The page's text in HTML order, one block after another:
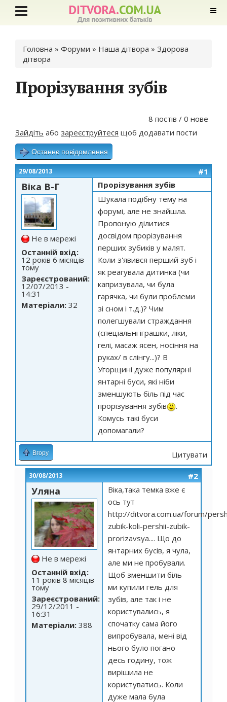
Ви є тут
Головна » Форуми » Наша дітвора » Здорова
дітвора
Прорізування зубів
8 постів / 0 нове
Зайдіть або зареєструйтеся щоб додавати пости
Останнє повідомлення
29/08/2013 #1
Віка В-Г
Не в мережі
Останній вхід:
12 років 6 місяців
тому
Зареєстрований:
12/07/2013 -
14:31
Матеріали: 32
Прорізування зубів
Шукала подібну тему на
форумі, але не знайшла.
Пропоную ділитися
досвідом прорізування
перших зубиків у малят.
Коли з'явився перший зуб і
як реагувала дитинка (чи
капризувала, чи була
гарячка, чи були проблеми
зі сном і т.д.)? Чим
полегшували страждання
(спеціальні іграшки, ліки,
гелі, масаж ясен, носіння на
руках/ в слінгу...)? В
Угорщині дуже популярні
янтарні буси, які ніби
зменшують біль під час
прорізування зубів
.
Комусь такі буси
допомагали?
Вгору Цитувати
30/08/2013 #2
Уляна
Не в мережі
Останній вхід:
11 років 8 місяців
тому
Зареєстрований:
29/12/2011 -
16:31
Матеріали: 388
Віка,така темка вже є
ось тут
http://ditvora.com.ua/forum/
zubik-koli-pershii-zubik-
prorizavsya.... Що до
янтарних бусів, я чула,
але ми не пробували.
Щоб зменшити біль
ми купили гель для
зубів, але так і не
користувались, я
спочатку сама його
випробувала, мені від
нього було погано
десь годину, тож
вирішила не
користуватись. Коли
дуже мала була